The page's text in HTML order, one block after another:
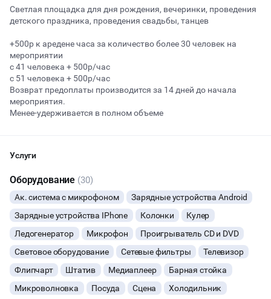
Светлая площадка для дня рождения, вечеринки, проведения
детского праздника, проведения свадьбы, танцев
+500р к аредене часа за количество более 30 человек на
мероприятии
с 41 человека + 500р/час
с 51 человека + 500р/час
Возврат предоплаты производится за 14 дней до начала
мероприятия.
Менее-удерживается в полном объеме
Услуги
Оборудование (30)
Ак. система с микрофоном
Зарядные устройства Android
Зарядные устройства IPhone
Колонки
Кулер
Ледогенератор
Микрофон
Проигрыватель CD и DVD
Световое оборудование
Сетевые фильтры
Телевизор
Флипчарт
Штатив Медиаплеер
Барная стойка
Микроволновка
Посуда Сцена
Холодильник
от 2500 ₽ за час
Тип мероприятия
ВЕЧЕРИНКИ
ДЕТСКИЕ ПРАЗДНИКИ
СВАДЬБЫ
КОРПОРАТИВЫ
ДЕЛОВЫЕ МЕРОПРИЯТИЯ
ОСТАВИТЬ ЗАЯВКУ
Вы можете отменить заявку в любой момент, это бесплатно
или поменять параметры с нашим менеджером после того, как
оставите заявку
🔥 7 человек интересовались этой площадкой сегодня